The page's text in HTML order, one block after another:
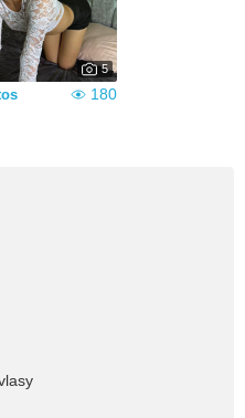
5
180